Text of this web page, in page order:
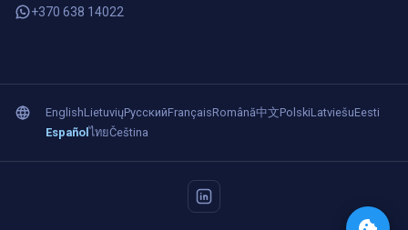
+370 638 14022
EnglishLietuviųРусскийFrançaisRomână中文PolskiLatviešuEesti
EspañolไทยČeština